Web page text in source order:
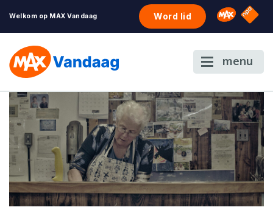
Welkom op MAX Vandaag Word lid Omroep
NPO
menu